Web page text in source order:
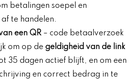
betalingen soepel en
te handelen.
een QR– code betaalverzoek
om op de geldigheid van de link
35 dagen actief blijft, en om een
en correct bedrag in te